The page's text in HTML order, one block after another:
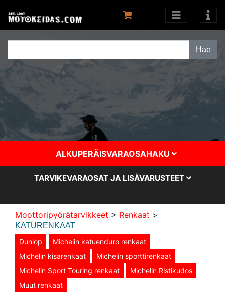
ALKUPERÄISVARAOSAHAKU
TARVIKEVARAOSAT JA LISÄVARUSTEET
Moottoripyörätarvikkeet > Renkaat >
KATURENKAAT
Dunlop
Michelin katuenduro renkaat
Michelin kisarenkaat
Michelin sporttirenkaat
Michelin Sport Touring renkaat
Michelin Ristikudos
Muut renkaat